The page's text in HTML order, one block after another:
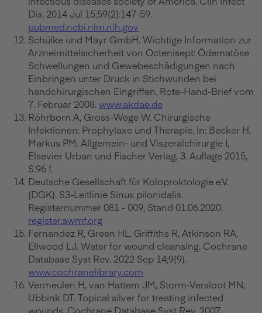
Dis. 2014 Jul 15;59(2):147-59.
pubmed.ncbi.nlm.nih.gov
Schülke und Mayr GmbH. Wichtige Information zur
Arzneimittelsicherheit von Octenisept: Ödematöse
Schwellungen und Gewebeschädigungen nach
Einbringen unter Druck in Stichwunden bei
handchirurgischen Eingriffen. Rote-Hand-Brief vom
7. Februar 2008. www.akdae.de
Röhrborn A, Gross-Wege W. Chirurgische
Infektionen: Prophylaxe und Therapie. In: Becker H,
Markus PM. Allgemein- und Viszeralchirurgie I,
Elsevier Urban und Fischer Verlag, 3. Auflage 2015,
S.96 f.
Deutsche Gesellschaft für Koloproktologie e.V.
(DGK). S3-Leitlinie Sinus pilonidalis.
Registernummer 081 - 009, Stand 01.06.2020.
register.awmf.org
Fernandez R, Green HL, Griffiths R, Atkinson RA,
Ellwood LJ. Water for wound cleansing. Cochrane
Database Syst Rev. 2022 Sep 14;9(9).
www.cochranelibrary.com
Vermeulen H, van Hattem JM, Storm-Versloot MN,
Ubbink DT. Topical silver for treating infected
wounds. Cochrane Database Syst Rev. 2007.